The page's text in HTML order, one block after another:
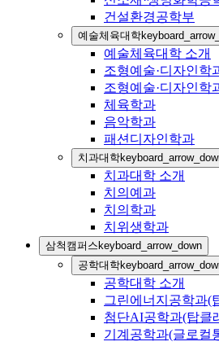
건설환경공학부
예술체육대학
예술체육대학 소개
조형예술·디자인학
조형예술·디자인학
체육학과
음악학과
패션디자인학과
치과대학
치과대학 소개
치의예과
치의학과
치위생학과
삼척캠퍼스keyboard_arrow_down
공학대학
공학대학 소개
그린에너지공학과(
첨단AI공학과(탑클
기계공학과(글로컬